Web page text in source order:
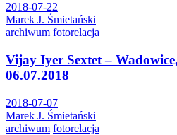
2018-07-22
Marek J. Śmietański
archiwum fotorelacja
Vijay Iyer Sextet –
06.07.2018
2018-07-07
Marek J. Śmietański
archiwum fotorelacja